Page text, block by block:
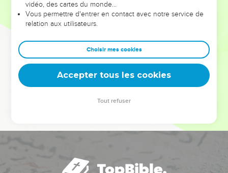
sont elles qui les ont façonnés.
Dans cette conférence, leaders, entrepreneurs, et responsables
clés pour avancer avec plus de sagesse afin que leurs erreurs
deviennent vos tremplins. Que vous guidiez un ministère, une
équipe, un groupe ou une famille, leur expérience est faite
vidéo, des cartes du monde…
Vous permettre d'entrer en contact avec notre service de
relation aux utilisateurs.
Choisir mes cookies
Accepter tous les cookies
Tout refuser